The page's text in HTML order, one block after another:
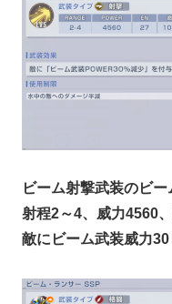
ビーム射撃武装のビー
射程2～4、威力4560
敵にビーム武装威力